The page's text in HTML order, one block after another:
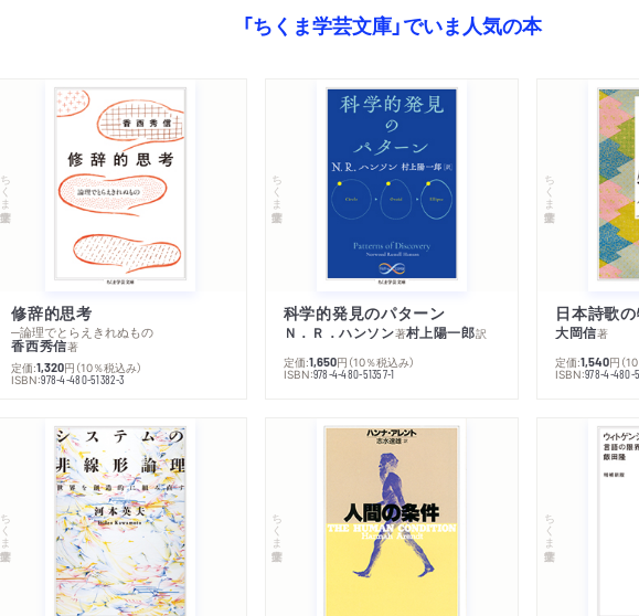
「ちくま学芸文庫」でいま人気の本
ちくま学芸文庫
修辞的思考
─論理でとらえきれぬもの
香西秀信著
定価:1,320円 （10％税込み）
ISBN:978-4-480-51382-3
ちくま学芸文庫
科学的発見のパターン
Ｎ．Ｒ．ハンソン著村上陽一郎訳
定価:1,650円 （10％税込み）
ISBN:978-4-480-51357-1
ちくま学芸文庫
日本詩歌
大岡信著
定価:1,540円 （
ISBN:978-4-480-
ちくま学芸文庫 ちくま学芸文庫 ちくま学芸文庫